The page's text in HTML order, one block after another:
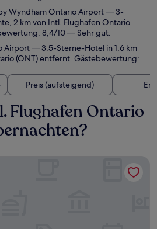
Wyndham Ontario Airport— 3-
2 km von Intl. Flughafen Ontario
8,4/10 — Sehr gut.
Airport— 3.5-Sterne-Hotel in 1,6 km
(ONT) entfernt. Gästebewertung:
Preis (aufsteigend)
Flughafen Ontario